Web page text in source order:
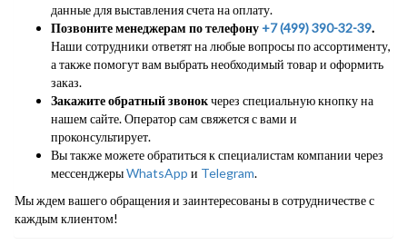
данные для выставления счета на оплату.
Позвоните менеджерам по телефону +7 (499) 390-32-39.
Наши сотрудники ответят на любые вопросы по ассортименту,
а также помогут вам выбрать необходимый товар и оформить
заказ.
Закажите обратный звонокчерез специальную кнопку на
нашем сайте. Оператор сам свяжется с вами и
проконсультирует.
Вы также можете обратиться к специалистам компании через
мессенджерыWhatsApp и Telegram.
Мы ждем вашего обращения и заинтересованы в сотрудничестве с
каждым клиентом!